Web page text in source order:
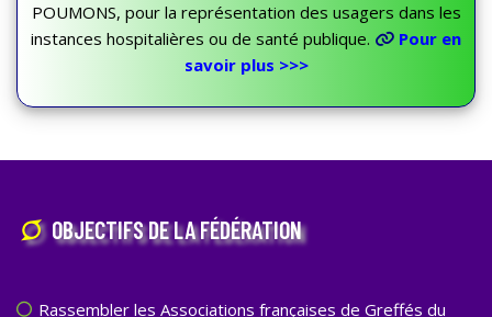
POUMONS, pour la représentation des usagers dans les
instances hospitalières ou de santé publique.
Pour en
savoir plus >>>
OBJECTIFS DE LA FÉDÉRATION
Rassembler les Associations françaises de Greffés du